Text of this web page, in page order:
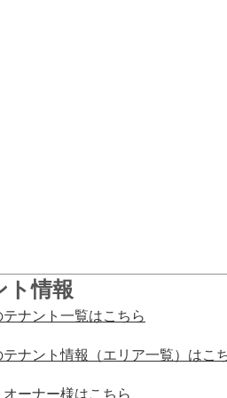
ト情報
ナント一覧はこちら
ナント情報（エリア一覧）はこ
ーナー様はこちら